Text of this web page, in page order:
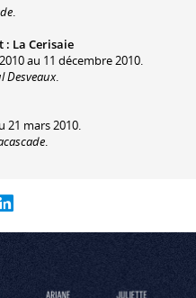
.
: La Cerisaie
au 11 décembre 2010.
Desveaux.
21 mars 2010.
.